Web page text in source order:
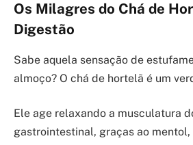
Os Milagres do Chá de
Digestão
Sabe aquela sensação de
almoço? O chá de hortelã é um
Ele age relaxando a musculatura
gastrointestinal, graças ao mentol,